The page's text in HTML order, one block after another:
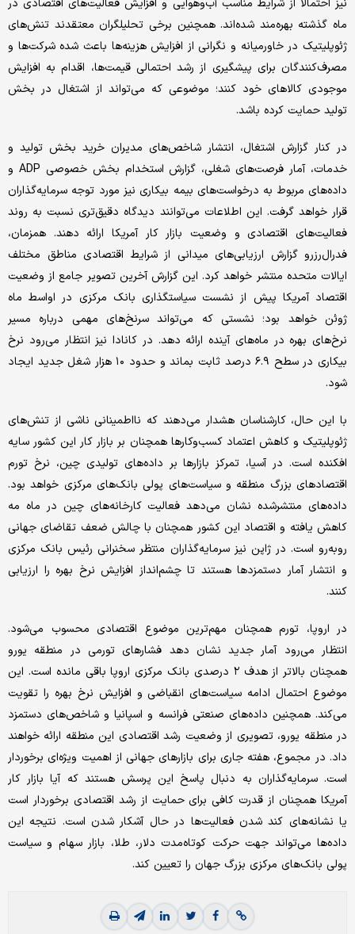
نیز احتمالا از شرایط مناسب آب‌وهوایی و افزایش فعالیت‌های اقتصادی در
ماه گذشته بهره‌مند شده‌اند. همچنین برخی تحلیلگران معتقدند تنش‌های
ژئوپلیتیک در خاورمیانه و نگرانی از افزایش هزینه‌ها باعث شده شرکت‌ها و
مصرف‌کنندگان برای پیشگیری از رشد احتمالی قیمت‌ها، اقدام به افزایش
موجودی کالاهای خود کنند؛ موضوعی که می‌تواند از اشتغال در بخش
تولید حمایت کرده باشد.
در کنار گزارش اشتغال، انتشار شاخص‌های مدیران خرید بخش تولید و
خدمات، آمار فرصت‌های شغلی، گزارش استخدام بخش خصوصی ADP و
داده‌های مربوط به درخواست‌های بیمه بیکاری نیز مورد توجه سرمایه‌گذاران
قرار خواهد گرفت. این اطلاعات می‌توانند دیدگاه دقیق‌تری نسبت به روند
فعالیت‌های اقتصادی و وضعیت بازار کار آمریکا ارائه دهند. همزمان،
فدرال‌رزرو گزارش ارزیابی‌های میدانی از شرایط اقتصادی مناطق مختلف
ایالات متحده منتشر خواهد کرد. این گزارش آخرین تصویر جامع از وضعیت
اقتصاد آمریکا پیش از نشست سیاستگذاری بانک مرکزی در اواسط ماه
ژوئن خواهد بود؛ نشستی که می‌تواند سرنخ‌های مهمی درباره مسیر
نرخ‌های بهره در ماه‌های آینده ارائه دهد. در کانادا نیز انتظار می‌رود نرخ
بیکاری در سطح ۶.۹ درصد ثابت بماند و حدود ۱۰ هزار شغل جدید ایجاد
شود.
با این حال، کارشناسان هشدار می‌دهند که نااطمینانی ناشی از تنش‌های
ژئوپلیتیک و کاهش اعتماد کسب‌وکارها همچنان بر بازار کار این کشور سایه
افکنده است. در آسیا، تمرکز بازارها بر داده‌های تولیدی چین، نرخ تورم
اقتصادهای بزرگ منطقه و سیاست‌های پولی بانک‌های مرکزی خواهد بود.
داده‌های منتشرشده نشان می‌دهد فعالیت کارخانه‌های چین در ماه مه
کاهش یافته و اقتصاد این کشور همچنان با چالش ضعف تقاضای جهانی
روبه‌رو است. در ژاپن نیز سرمایه‌گذاران منتظر سخنرانی رئیس بانک مرکزی
و انتشار آمار دستمزدها هستند تا چشم‌انداز افزایش نرخ بهره را ارزیابی
کنند.
در اروپا، تورم همچنان مهم‌ترین موضوع اقتصادی محسوب می‌شود.
انتظار می‌رود آمار جدید نشان دهد فشارهای تورمی در منطقه یورو
همچنان بالاتر از هدف ۲ درصدی بانک مرکزی اروپا باقی مانده است. این
موضوع احتمال ادامه سیاست‌های انقباضی و افزایش نرخ بهره را تقویت
می‌کند. همچنین داده‌های صنعتی فرانسه و اسپانیا و شاخص‌های دستمزد
در منطقه یورو، تصویری از وضعیت رشد اقتصادی این منطقه ارائه خواهند
داد. در مجموع، هفته جاری برای بازارهای جهانی از اهمیت ویژه‌ای برخوردار
است. سرمایه‌گذاران به دنبال پاسخ این پرسش هستند که آیا بازار کار
آمریکا همچنان از قدرت کافی برای حمایت از رشد اقتصادی برخوردار است
یا نشانه‌های کند شدن فعالیت‌ها در حال آشکار شدن است. نتیجه این
داده‌ها می‌تواند جهت حرکت کوتاه‌مدت دلار، طلا، بازار سهام و سیاست
پولی بانک‌های مرکزی بزرگ جهان را تعیین کند.